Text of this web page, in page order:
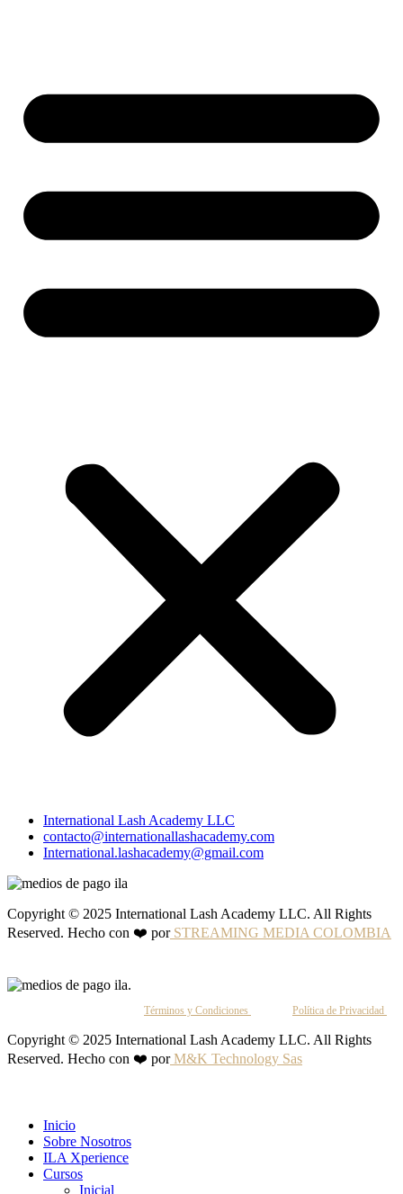
International Lash Academy LLC
contacto@internationallashacademy.com
International.lashacademy@gmail.com
Copyright © 2025 International Lash Academy LLC. All Rights
Reserved. Hecho con ❤️ porSTREAMING MEDIA COLOMBIA
Términos y Condiciones Política de Privacidad
Copyright © 2025 International Lash Academy LLC. All Rights
Reserved. Hecho con ❤️ porM&K Technology Sas
Inicio
Sobre Nosotros
ILA Xperience
Cursos
Inicial